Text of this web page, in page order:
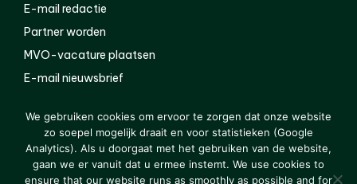
E-mail redactie
Partner worden
MVO-vacature plaatsen
E-mail nieuwsbrief
© 2000-2026 Van der Molen EIS Colofon
Disclaimer
Privacy
We gebruiken cookies om ervoor te zorgen dat onze website
zo soepel mogelijk draait en voor statistieken (Google
Analytics). Als u doorgaat met het gebruiken van de website,
gaan we er vanuit dat u ermee instemt. We use cookies to
ensure that our website runs as smoothly as possible and for